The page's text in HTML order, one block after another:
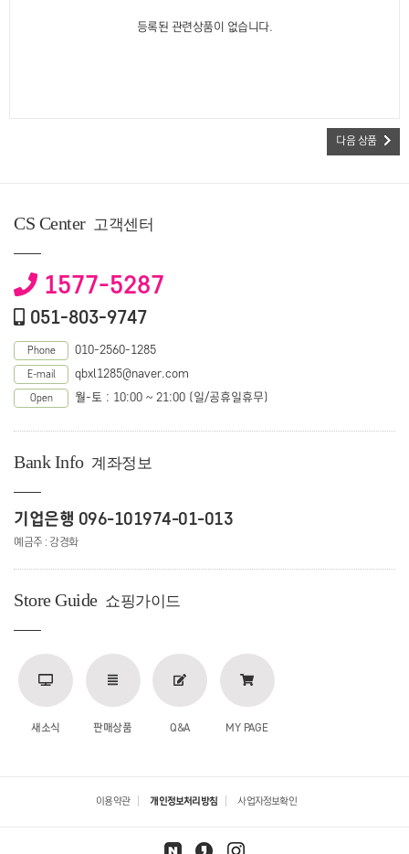
등록된 관련상품이 없습니다.
다음 상품
CS Center 고객센터
1577-5287
051-803-9747
Phone 010-2560-1285
E-mail qbxl1285@naver.com
Open 월-토 : 10:00 ~ 21:00 (일/공휴일휴무)
Bank Info 계좌정보
기업은행 096-101974-01-013
예금주 : 강경화
Store Guide 쇼핑가이드
새소식 판매상품 Q&A MY PAGE
이용약관 개인정보처리방침 사업자정보확인